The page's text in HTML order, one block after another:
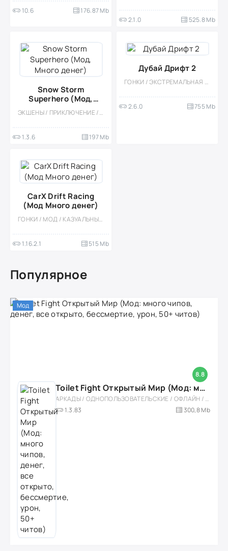
10.6 176.87 Mb
2.1.0 525.8 Mb
Snow Storm
Superhero (Мод,
Много денег)
ЭКШЕНЫ / ПРИКЛЮЧЕНИЕ / КАЗУАЛЬНЫЕ / ОДНОПОЛЬЗОВАТЕЛЬСКИЕ / СТИЛИЗАЦИЯ / ОФЛАЙН / МОД / ВСТРОЕННЫЙ КЕШ / 3D / СУПЕРГЕРОИ
1.3.6 197 Mb
Дубай Дрифт 2
ГОНКИ / ЭКСТРЕМАЛЬНАЯ ЕЗДА / КАЗУАЛЬНЫЕ / МНОГОПОЛЬЗОВАТЕЛЬСКАЯ / СОРЕВНОВАТЕЛЬНАЯ / ОДНОПОЛЬЗОВАТЕЛЬСКИЕ / СТИЛИЗАЦИЯ / ОФЛАЙН / МОД / ДРИФТ / 3D
2.6.0 755 Mb
CarX Drift Racing
(Мод Много денег)
ГОНКИ / МОД / КАЗУАЛЬНЫЕ / МНОГОПОЛЬЗОВАТЕЛЬСКАЯ / СОРЕВНОВАТЕЛЬНАЯ / ОДНОПОЛЬЗОВАТЕЛЬСКИЕ / РЕАЛИЗМ / ОФЛАЙН / БОЛЬШАЯ / ВСТРОЕННЫЙ КЕШ / 3D
1.16.2.1 515 Mb
Популярное
8.8
Мод
Toilet Fight Открытый Мир (Мод: много чипов, денег, все открыто, бессмертие, урон, 50+ читов)
АРКАДЫ / ОДНОПОЛЬЗОВАТЕЛЬСКИЕ / ОФЛАЙН / МОД / РОЛЕВЫЕ / ШУТЕРЫ / ОТКРЫТЫЙ МИР / ВСТРОЕННЫЙ КЕШ / 3D / ЭКШЕНЫ / ТУАЛЕТНЫЕ ВОЙНЫ / ДЛЯ ДЕТЕЙ
1.3.83
300,8 Mb